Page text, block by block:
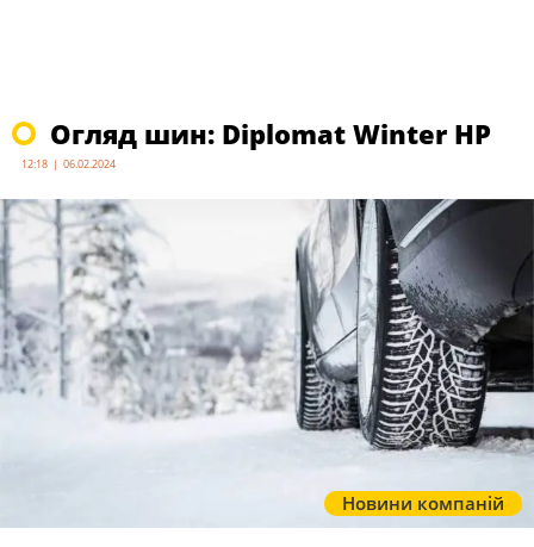
Огляд шин: Diplomat Winter HP
12:18 | 06.02.2024
Новини компаній